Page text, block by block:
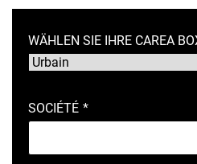
WÄHLEN SIE IHRE CAREA
SOCIÉTÉ *